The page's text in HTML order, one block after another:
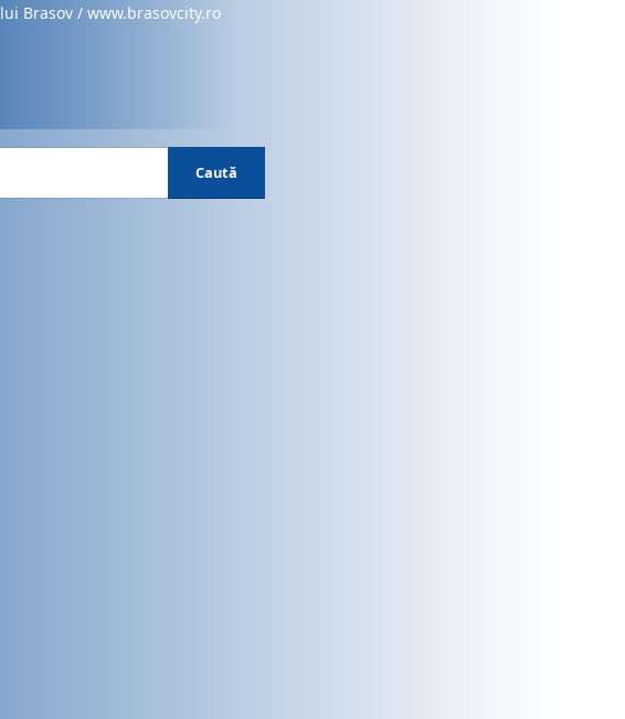
Brasov / www.brasovcity.ro
Caută